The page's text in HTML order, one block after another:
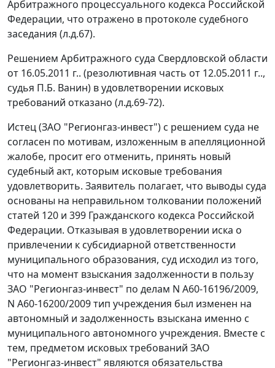
Арбитражного процессуального кодекса Российской
Федерации, что отражено в протоколе судебного
заседания (л.д.67).
Решением Арбитражного суда Свердловской области
от 16.05.2011 г.. (резолютивная часть от 12.05.2011 г..,
судья П.Б. Ванин) в удовлетворении исковых
требований отказано (л.д.69-72).
Истец (ЗАО "Регионгаз-инвест") с решением суда не
согласен по мотивам, изложенным в апелляционной
жалобе, просит его отменить, принять новый
судебный акт, которым исковые требования
удовлетворить. Заявитель полагает, что выводы суда
основаны на неправильном толковании положений
статей 120 и 399 Гражданского кодекса Российской
Федерации. Отказывая в удовлетворении иска о
привлечении к субсидиарной ответственности
муниципального образования, суд исходил из того,
что на момент взыскания задолженности в пользу
ЗАО "Регионгаз-инвест" по делам N А60-16196/2009,
N А60-16200/2009 тип учреждения был изменен на
автономный и задолженность взыскана именно с
муниципального автономного учреждения. Вместе с
тем, предметом исковых требований ЗАО
"Регионгаз-инвест" являются обязательства